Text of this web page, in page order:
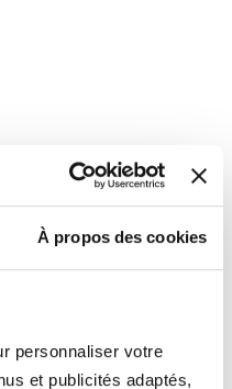
À propos des cookies
personnaliser votre
et publicités adaptés,